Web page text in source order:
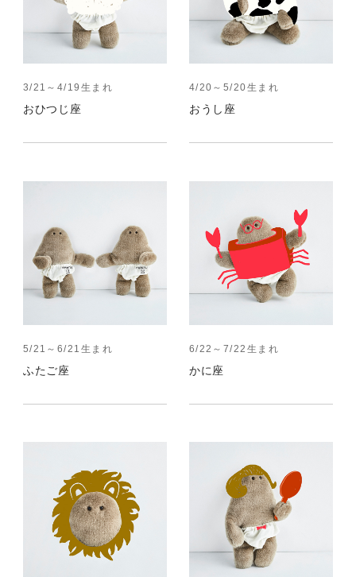
3/21～4/19生まれ
おひつじ座
4/20～5/20生まれ
おうし座
5/21～6/21生まれ
ふたご座
6/22～7/22生まれ
かに座